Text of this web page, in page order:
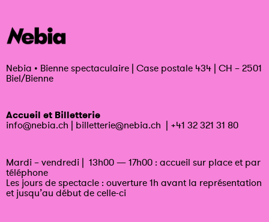
Nebia • Bienne spectaculaire | Case postale 434 | CH – 2501
Biel/Bienne
Accueil et Billetterie
info@nebia.ch | billetterie@nebia.ch | +41 32 321 31 80
Mardi – vendredi | 13h00 — 17h00 : accueil sur place et par
téléphone
Les jours de spectacle : ouverture 1h avant la représentation
et jusqu’au début de celle-ci